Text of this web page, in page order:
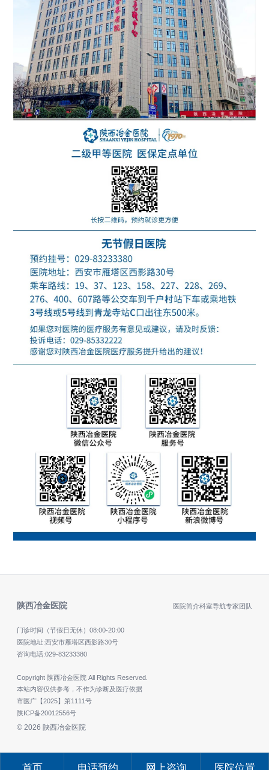
陕西冶金医院 医院简介科室导航专家团队
门诊时间（节假日无休） 08:00-20:00
医院地址:西安市雁塔区西影路30号
咨询电话:029-83233380
Copyright 陕西冶金医院 All Rights Reserved.
本站内容仅供参考，不作为诊断及医疗依据
市医广【2025】第1111号
陕ICP备20012556号
© 2026 陕西冶金医院